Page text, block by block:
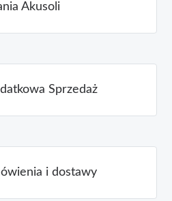
Akusoli
Sprzedaż
i dostawy